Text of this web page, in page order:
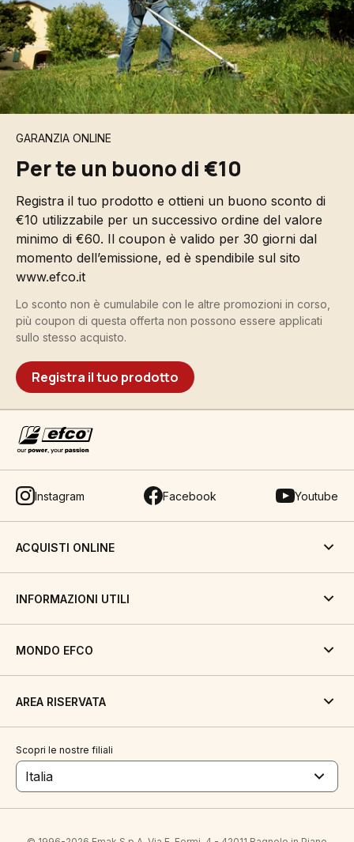
GARANZIA ONLINE
Per te un buono di €10
Registra il tuo prodotto e ottieni un buono sconto di
€10 utilizzabile per un successivo ordine del valore
minimo di €60. Il coupon è valido per 30 giorni dal
momento dell’emissione, ed è spendibile sul sito
www.efco.it
Lo sconto non è cumulabile con le altre promozioni in corso,
più coupon di questa offerta non possono essere applicati
sullo stesso acquisto.
Registra il tuo prodotto
Instagram Facebook Youtube
ACQUISTI ONLINE
INFORMAZIONI UTILI
MONDO EFCO
AREA RISERVATA
Scopri le nostre filiali
Italia